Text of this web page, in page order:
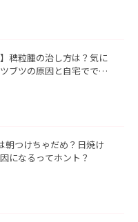
】稗粒腫の治し方は？気に
ブツの原因と自宅ででき
朝つけちゃだめ？日焼け
になるってホント？